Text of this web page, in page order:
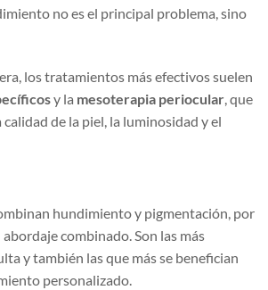
no es el principal problema, sino
los tratamientos más efectivos suelen
y la mesoterapia periocular , que
de la piel, la luminosidad y el
hundimiento y pigmentación, por
combinado. Son las más
y también las que más se benefician
personalizado.